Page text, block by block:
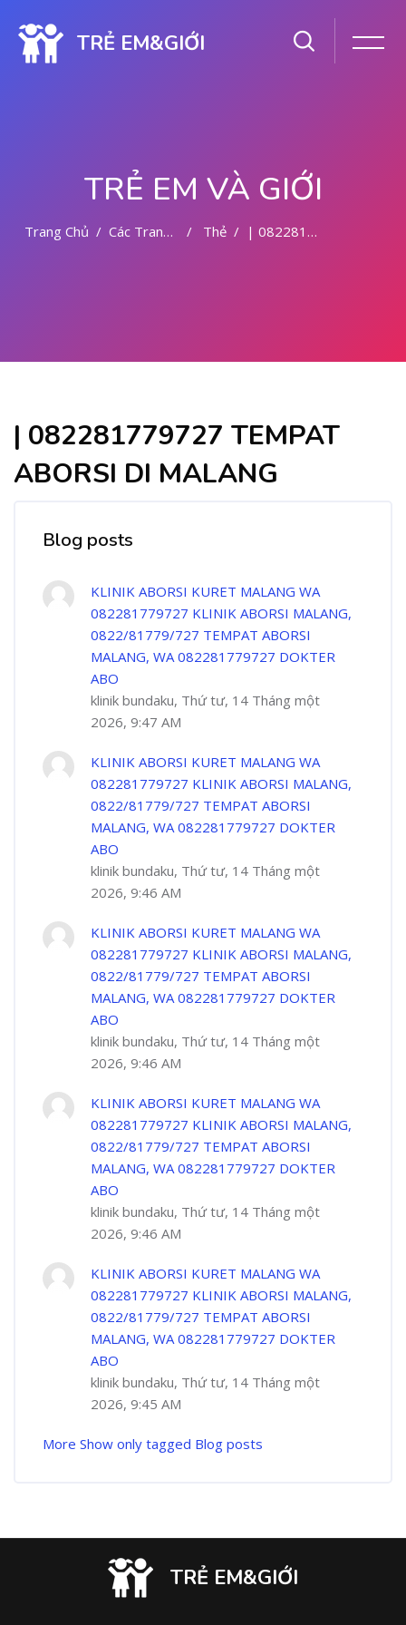
TRẺ EM&GIỚI
TRẺ EM VÀ GIỚI
Trang Chủ Các Trang Của Hệ Thống Thẻ | 082281779727 TEMPAT ABORSI DI MALANG
| 082281779727 TEMPAT
ABORSI DI MALANG
Blog posts
KLINIK ABORSI KURET MALANG WA
082281779727 KLINIK ABORSI MALANG,
0822/81779/727 TEMPAT ABORSI
MALANG, WA 082281779727 DOKTER
ABO
klinik bundaku, Thứ tư, 14 Tháng một
2026, 9:47 AM
KLINIK ABORSI KURET MALANG WA
082281779727 KLINIK ABORSI MALANG,
0822/81779/727 TEMPAT ABORSI
MALANG, WA 082281779727 DOKTER
ABO
klinik bundaku, Thứ tư, 14 Tháng một
2026, 9:46 AM
KLINIK ABORSI KURET MALANG WA
082281779727 KLINIK ABORSI MALANG,
0822/81779/727 TEMPAT ABORSI
MALANG, WA 082281779727 DOKTER
ABO
klinik bundaku, Thứ tư, 14 Tháng một
2026, 9:46 AM
KLINIK ABORSI KURET MALANG WA
082281779727 KLINIK ABORSI MALANG,
0822/81779/727 TEMPAT ABORSI
MALANG, WA 082281779727 DOKTER
ABO
klinik bundaku, Thứ tư, 14 Tháng một
2026, 9:46 AM
KLINIK ABORSI KURET MALANG WA
082281779727 KLINIK ABORSI MALANG,
0822/81779/727 TEMPAT ABORSI
MALANG, WA 082281779727 DOKTER
ABO
klinik bundaku, Thứ tư, 14 Tháng một
2026, 9:45 AM
More Show only tagged Blog posts
TRẺ EM&GIỚI